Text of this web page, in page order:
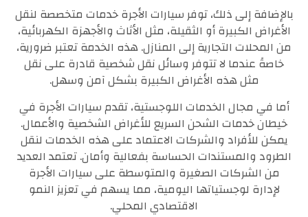
بالإضافة إلى ذلك، توفر سيارات الأجرة خدمات متخصصة لنقل
الأغراض الكبيرة أو الثقيلة، مثل الأثاث والأجهزة الكهربائية،
من المحلات التجارية إلى المنازل. هذه الخدمة تعتبر ضرورية،
خاصةً عندما لا تتوفر وسائل نقل شخصية قادرة على نقل
مثل هذه الأغراض الكبيرة بشكل آمن وسهل.
أما في مجال الخدمات اللوجستية، تقدم سيارات الأجرة في
خيطان خدمات الشحن السريع للأغراض الشخصية والأعمال.
يمكن للأفراد والشركات الاعتماد على هذه الخدمات لنقل
الطرود والمستندات الحساسة بفعالية وأمان. تعتمد العديد
من الشركات الصغيرة والمتوسطة على سيارات الأجرة
لإدارة لوجستياتها اليومية، مما يسهم في تعزيز النمو
الاقتصادي المحلي.